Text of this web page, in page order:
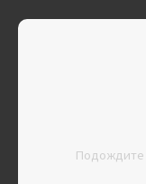
Подождите